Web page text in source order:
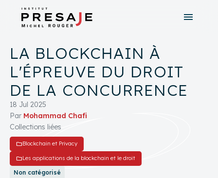
menu
Recherche avancée
LA BLOCKCHAIN À
L'ÉPREUVE DU DROIT
DE LA CONCURRENCE
18 Jul 2025
Par Mohammad Chafi
Collections liées
folderBlockchain et Privacy
folderLes applications de la blockchain et le droit
Non catégorisé